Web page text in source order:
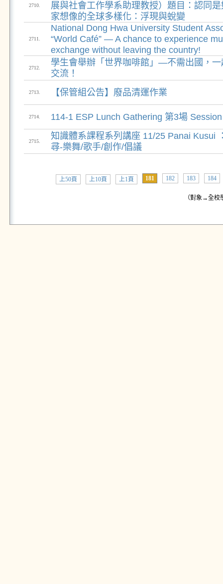
2710.
展與社會工作學系助理教授）題目：認同
家想像的全球多樣化：浮現與蛻變
2711.
National Dong Hwa University Student
“World Café” — A chance to experience
exchange without leaving the country!
2712.
學生會舉辦「世界咖啡館」—不需出國，
交流！
2713. 【保管組公告】廢品清運作業
2714. 114-1 ESP Lunch Gathering 第3場
2715.
知識體系課程系列講座 11/25 Panai Kusui
尋-樂舞/歌手/創作/倡議
上50頁 上10頁 上1頁 181 182 183 184
（對象→全校